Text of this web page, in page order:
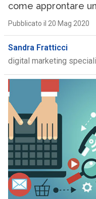
come approntare
Pubblicato il 20 Mag 2020
Sandra Fratticci
digital marketing